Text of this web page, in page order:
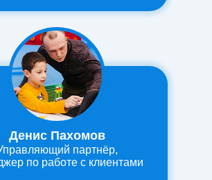
Денис Пахомов
партнёр,
по работе с клиентами